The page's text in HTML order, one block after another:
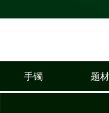
手镯 题材